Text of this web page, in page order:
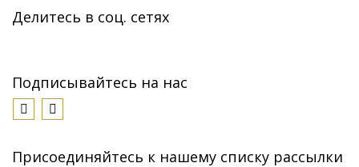
Делитесь в соц. сетях
Подписывайтесь на нас
Присоединяйтесь к нашему списку рассылки